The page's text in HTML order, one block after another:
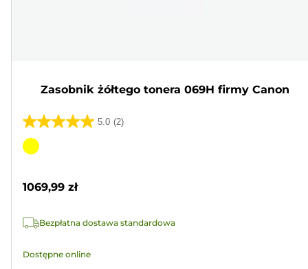
Zasobnik żółtego tonera 069H firmy Canon
5.0 (2)
5.0
na
2
Wkład
1069,99 zł
Bezpłatna dostawa standardowa
Dostępne online